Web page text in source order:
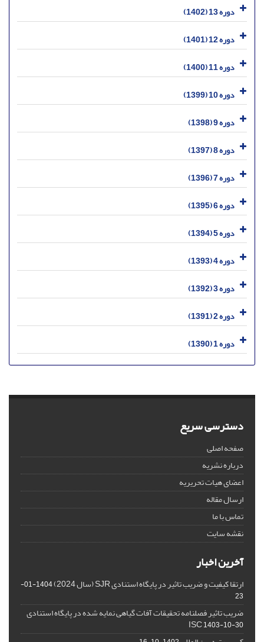
دوره 13 (1402)
دوره 12 (1401)
دوره 11 (1400)
دوره 10 (1399)
دوره 9 (1398)
دوره 8 (1397)
دوره 7 (1396)
دوره 6 (1395)
دوره 5 (1394)
دوره 4 (1393)
دوره 3 (1392)
دوره 2 (1391)
دوره 1 (1390)
دسترسی سریع
صفحه اصلی
درباره نشریه
اعضای هیات تحریریه
ارسال مقاله
تماس با ما
نقشه سایت
آخرین اخبار
ارتقا کیفیت و ضریب تاثیر در پایگاه استنادی SJR (سال 2024)
1404-01-
23
ضریب تاثیر فصلنامه تحقیقات آفات گیاهی نمایه شده در پایگاه استنادی
ISC1403-10-30